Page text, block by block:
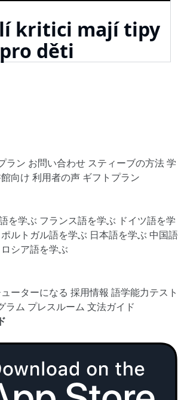
kritici mají tipy
děti
ラン お問い合わせ スティーブの方法学
向け 利用者の声 ギフトプラン
を学ぶ フランス語を学ぶ ドイツ語を学
ポルトガル語を学ぶ 日本語を学ぶ 中国語
ロシア語を学ぶ
ーターになる 採用情報 語学能力テスト
ラム プレスルーム 文法ガイド